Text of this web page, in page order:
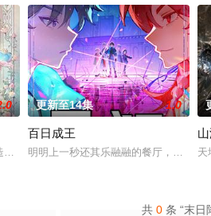
。负责演唱片尾主题曲的二人歌谣组合“风轮
花仙子』全新动画新作将继承经典、结合
更新至14集 1.0
百日成王
明明上一秒还其乐融融的餐厅，下一天
共 0 条 “末日